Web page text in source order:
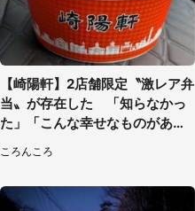
【崎陽軒】2店舗限定〝激レア弁
当〟が存在した 「知らなかっ
た」「こんな幸せなものがあっ
ころんころ